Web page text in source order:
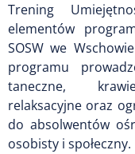
Trening
elementów
SOSW we
programu
taneczne,
relaksacyjne oraz
do absolwentów
osobisty i społeczny.